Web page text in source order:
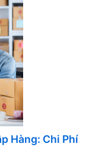
Hàng: Chi Phí